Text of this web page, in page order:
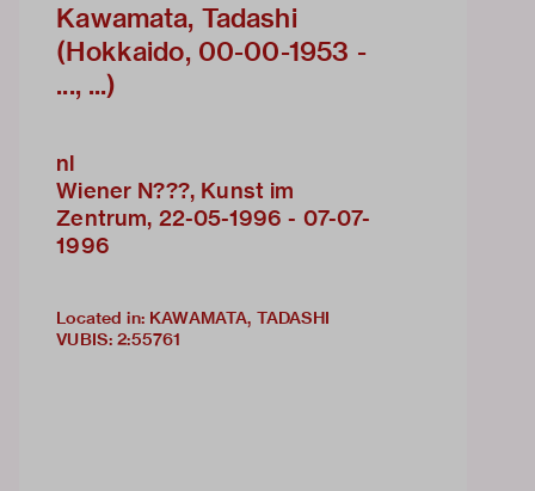
Kawamata, Tadashi
(Hokkaido, 00-00-1953 -
..., ...)
nl
Wiener N???, Kunst im
Zentrum, 22-05-1996 - 07-07-
1996
Located in: KAWAMATA, TADASHI
VUBIS: 2:55761